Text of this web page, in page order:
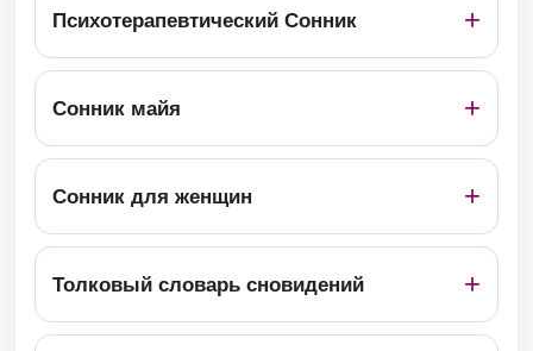
Психотерапевтический Сонник
Сонник майя
Сонник для женщин
Толковый словарь сновидений